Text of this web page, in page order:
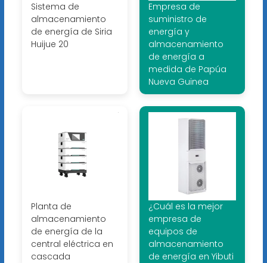
Sistema de
almacenamiento
de energía de Siria
Huijue 20
Empresa de
suministro de
energía y
almacenamiento
de energía a
medida de Papúa
Nueva Guinea
Planta de
almacenamiento
de energía de la
central eléctrica en
cascada
¿Cuál es la mejor
empresa de
equipos de
almacenamiento
de energía en Yibuti